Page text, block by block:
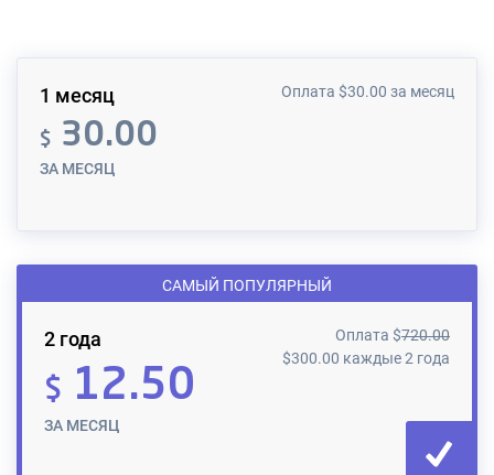
1 месяц
$ 30.00
ЗА МЕСЯЦ
Оплата $30.00 за месяц
САМЫЙ ПОПУЛЯРНЫЙ
2 года
$ 12.50
ЗА МЕСЯЦ
Оплата $720.00
$300.00 каждые 2 года